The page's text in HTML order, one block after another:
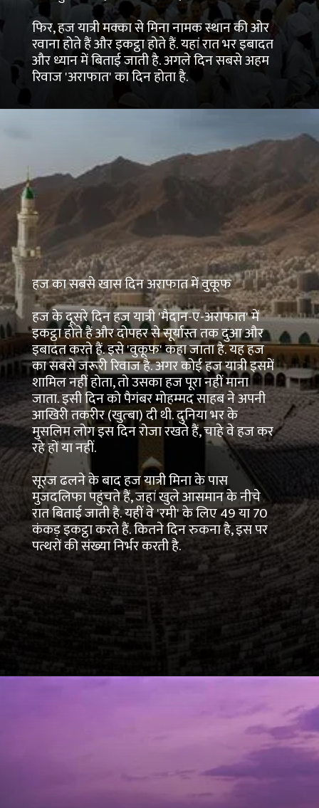
फिर, हज यात्री मक्का से मिना नामक स्थान की ओर
रवाना होते हैं और इकट्ठा होते हैं. यहां रात भर इबादत
और ध्यान में बिताई जाती है. अगले दिन सबसे अहम
रिवाज 'अराफात' का दिन होता है.
हज का सबसे खास दिन अराफात में वुकूफ
हज के दूसरे दिन हज यात्री 'मैदान-ए-अराफात' में
इकट्ठा होते हैं और दोपहर से सूर्यास्त तक दुआ और
इबादत करते हैं. इसे 'वुकूफ' कहा जाता है. यह हज
का सबसे जरूरी रिवाज है. अगर कोई हज यात्री इसमें
शामिल नहीं होता, तो उसका हज पूरा नहीं माना
जाता. इसी दिन को पैगंबर मोहम्मद साहब ने अपनी
आखिरी तकरीर (खुत्बा) दी थी. दुनिया भर के
मुसलिम लोग इस दिन रोजा रखते हैं, चाहे वे हज कर
रहे हों या नहीं.
सूरज ढलने के बाद हज यात्री मिना के पास
मुजदलिफा पहुंचते हैं, जहां खुले आसमान के नीचे
रात बिताई जाती है. यहीं वे 'रमी' के लिए 49 या 70
कंकड़ इकट्ठा करते हैं. कितने दिन रुकना है, इस पर
पत्थरों की संख्या निर्भर करती है.